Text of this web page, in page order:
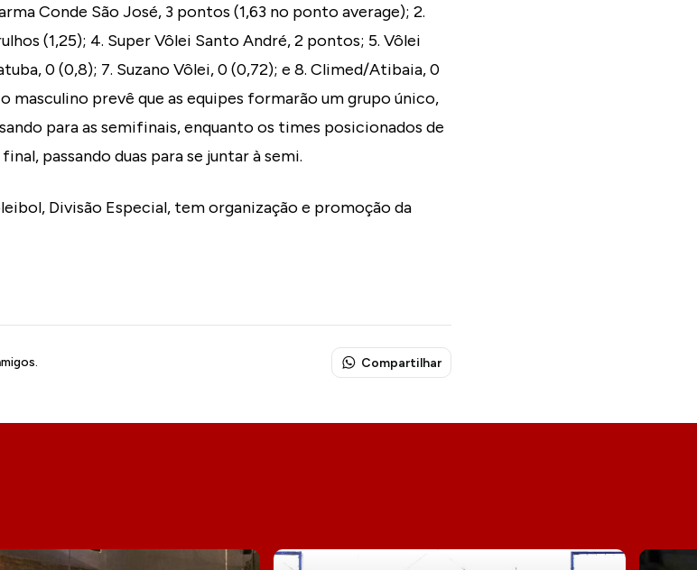
Conde São José, 3 pontos (1,63 no ponto average); 2.
(1,25); 4. Super Vôlei Santo André, 2 pontos; 5. Vôlei
0 (0,8); 7. Suzano Vôlei, 0 (0,72); e 8. Climed/Atibaia, 0
masculino prevê que as equipes formarão um grupo único,
para as semifinais, enquanto os times posicionados de
passando duas para se juntar à semi.
Divisão Especial, tem organização e promoção da
Compartilhar